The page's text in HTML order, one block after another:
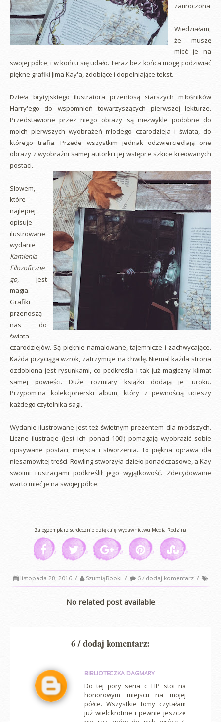
zauroczona
.
Wiedziałam,
że muszę
mieć je na
swojej półce, i w końcu się udało. Teraz bez końca mogę podziwiać
piękne grafiki Jima Kay'a, zdobiące i dopełniające tekst.
Dzieła brytyjskiego ilustratora przeniosą starszych miłośników
Harry'ego do wspomnień towarzyszących pierwszej lekturze.
Przedstawione przez niego obrazy są niezwykle podobne do
moich pierwszych wyobrażeń młodego czarodzieja i świata, do
którego trafia. Przede wszystkim jednak odzwierciedlają one
obrazy z wyobraźni samej autorki i jej wstępne szkice kreowanych
postaci.
Słowem,
które
najlepiej
opisuje
ilustrowane
wydanie
Kamienia
Filozoficzne
go, jest
magia.
Grafiki
przenoszą
nas do
świata
czarodziejów. Są pięknie namalowane, tajemnicze i zachwycające.
Każda przyciąga wzrok, zatrzymuje na chwilę. Niemal każda strona
ozdobiona jest rysunkami, co podkreśla i tak już magiczny klimat
samej powieści. Duże rozmiary książki dodają jej uroku.
Przypomina kolekcjonerski album, który z pewnością ucieszy
każdego czytelnika sagi.
Wydanie ilustrowane jest też świetnym prezentem dla młodszych.
Liczne ilustracje (jest ich ponad 100!) pomagają wyobrazić sobie
opisywane postaci, miejsca i stworzenia. To piękna oprawa dla
niesamowitej treści. Rowling stworzyła dzieło ponadczasowe, a Kay
swoimi ilustracjami podkreślił jego wyjątkowość. Zdecydowanie
warto mieć je na swojej półce.
Za egzemplarz serdecznie dziękuję wydawnictwu Media Rodzina
listopada 28, 2016 / SzumiąBooki / 6 / dodaj komentarz /
No related post available
6 / dodaj komentarz:
BIBLIOTECZKA DAGMARY
Do tej pory seria o HP stoi na
honorowym miejscu na mojej
półce. Wszystkie tomy czytałam
już wielokrotnie i pewnie jeszcze